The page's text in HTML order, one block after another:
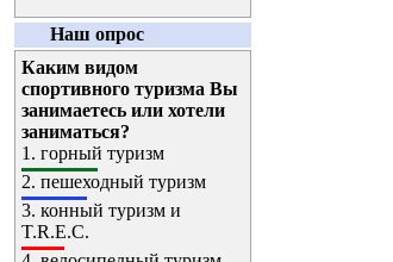
Наш опрос
Каким видом
спортивного туризма Вы
занимаетесь или хотели
заниматься?
1. горный туризм
2. пешеходный туризм
3. конный туризм и
T.R.E.C.